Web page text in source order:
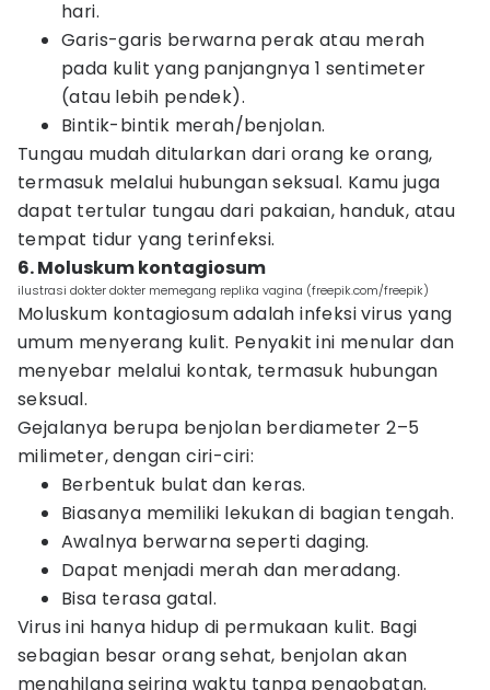
hari.
Garis-garis berwarna perak atau merah
pada kulit yang panjangnya 1 sentimeter
(atau lebih pendek).
Bintik-bintik merah/benjolan.
Tungau mudah ditularkan dari orang ke orang,
termasuk melalui hubungan seksual. Kamu juga
dapat tertular tungau dari pakaian, handuk, atau
tempat tidur yang terinfeksi.
6. Moluskum kontagiosum
ilustrasi dokter dokter memegang replika vagina (freepik.com/freepik)
Moluskum kontagiosum adalah infeksi virus yang
umum menyerang kulit. Penyakit ini menular dan
menyebar melalui kontak, termasuk hubungan
seksual.
Gejalanya berupa benjolan berdiameter 2–5
milimeter, dengan ciri-ciri:
Berbentuk bulat dan keras.
Biasanya memiliki lekukan di bagian tengah.
Awalnya berwarna seperti daging.
Dapat menjadi merah dan meradang.
Bisa terasa gatal.
Virus ini hanya hidup di permukaan kulit. Bagi
sebagian besar orang sehat, benjolan akan
menghilang seiring waktu tanpa pengobatan.